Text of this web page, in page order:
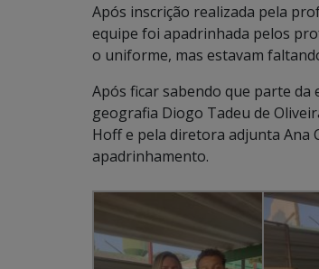
Após inscrição realizada pela
equipe foi apadrinhada pelos
o uniforme, mas estavam
Após ficar sabendo que parte
geografia Diogo Tadeu de
Hoff e pela diretora adjunta Ana
apadrinhamento.